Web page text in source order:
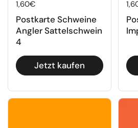
Regulärer Preis
1,60€
Postkarte Schweine
Angler Sattelschwein
4
Jetzt kaufen